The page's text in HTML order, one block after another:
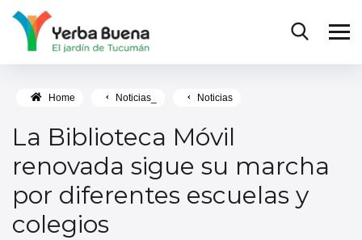
Home Noticias_ Noticias
La Biblioteca Móvil
renovada sigue su marcha
por diferentes escuelas y
colegios